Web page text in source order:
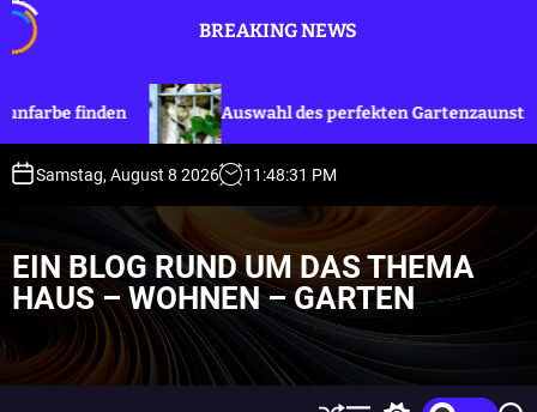
o
BREAKING NEWS
finden Auswahl des perfekten Gartenzaunstils
Samstag, August 8 2026 11 :48:32 PM
EIN BLOG RUND UM DAS THEMA
HAUS – WOHNEN – GARTEN